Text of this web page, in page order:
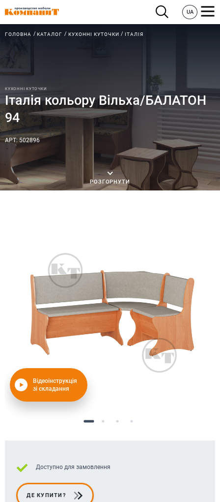
UA
ГОЛОВНА КАТАЛОГ КУХОННІ КУТОЧКИ ІТАЛІЯ
КУХОННІ КУТОЧКИ
Італія кольору Вільха/БАЛАТОН
94
АРТ: 502896
РОЗГОРНУТИ
Відеоінструкція
зі складання
Доступно для замовлення
ДЕ КУПИТИ?